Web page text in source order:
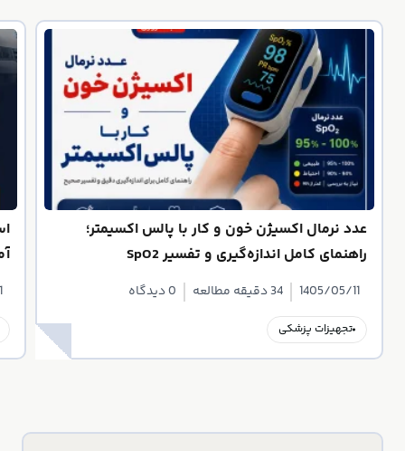
عدد نرمال اکسیژن خون و کار با پالس اکسیمتر؛
راهنمای کامل اندازه‌گیری و تفسیر SpO2
1405/05/11 34 دقیقه مطالعه 0 دیدگاه
تجهیزات پزشکی